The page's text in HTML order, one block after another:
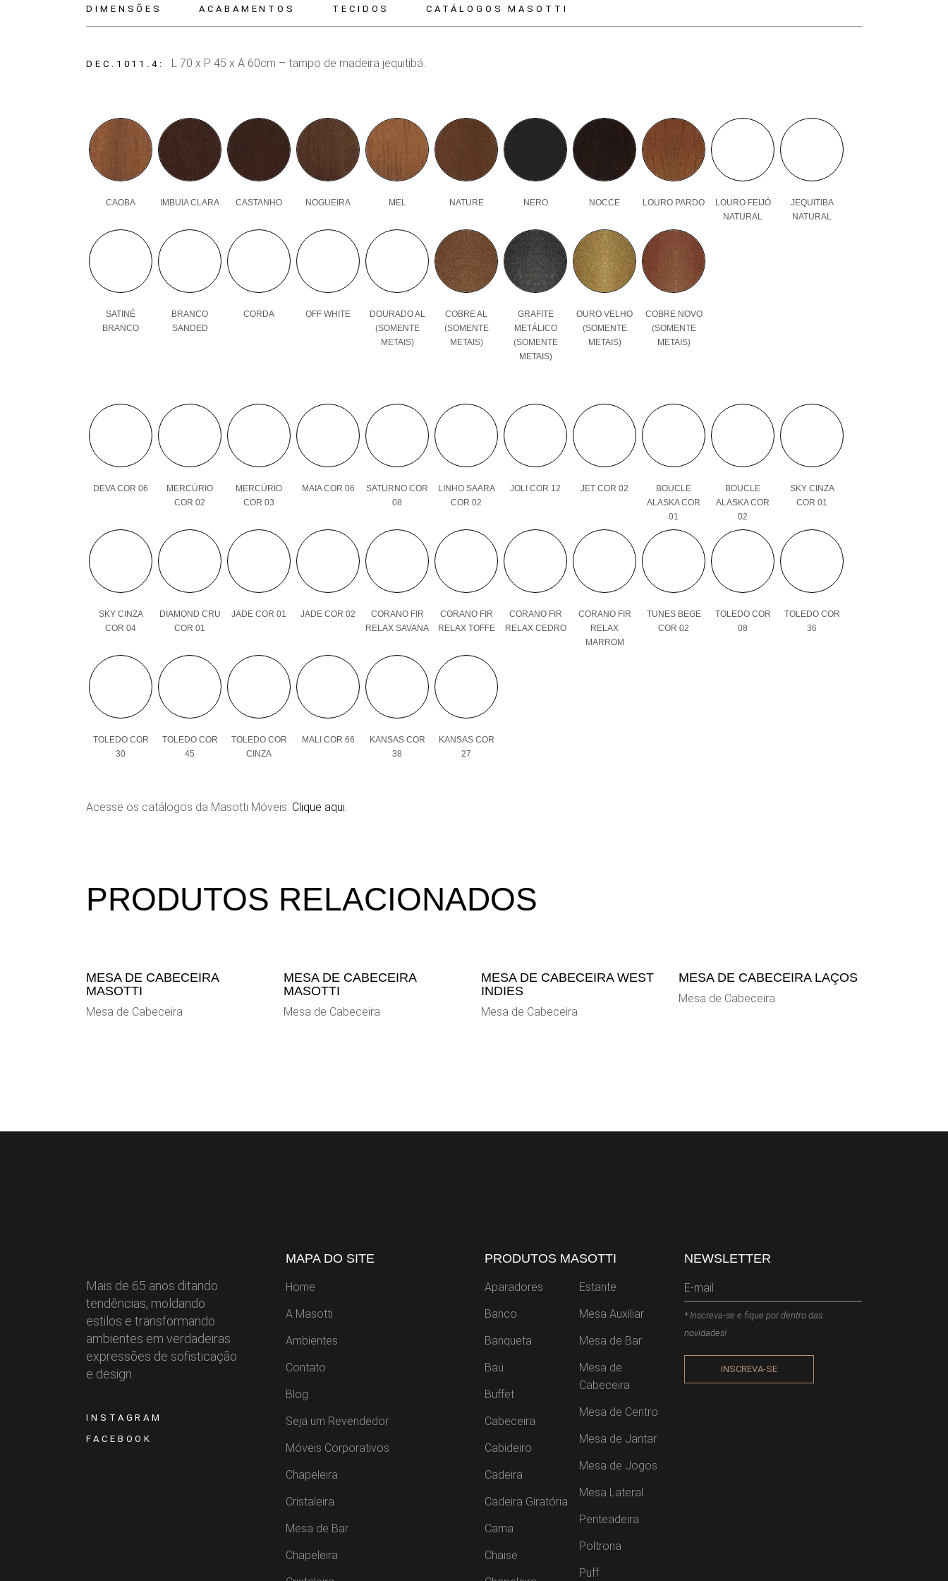
DIMENSÕES ACABAMENTOS TECIDOS CATÁLOGOS MASOTTI
DEC.1011.4 L 70 x P 45 x A 60cm – tampo de madeira jequitibá.
CAOBA IMBUIA CLARA CASTANHO NOGUEIRA MEL NATURE NERO NOCCE LOURO PARDO
LOURO FEIJÓ
NATURAL
JEQUITIBA
NATURAL
SATINÉ
BRANCO
BRANCO
SANDED
CORDA OFF WHITE
DOURADO AL
(SOMENTE
METAIS)
COBRE AL
(SOMENTE
METAIS)
GRAFITE
METÁLICO
(SOMENTE
METAIS)
OURO VELHO
(SOMENTE
METAIS)
COBRE NOVO
(SOMENTE
METAIS)
DEVA COR 06
MERCÚRIO
COR 02
MERCÚRIO
COR 03
MAIA COR 06
SATURNO COR
08
LINHO SAARA
COR 02
JOLI COR 12 JET COR 02
BOUCLE
ALASKA COR
01
BOUCLE
ALASKA COR
02
SKY CINZA
COR 01
SKY CINZA
COR 04
DIAMOND CRU
COR 01
JADE COR 01 JADE COR 02
CORANO FIR
RELAX SAVANA
CORANO FIR
RELAX TOFFE
CORANO FIR
RELAX CEDRO
CORANO FIR
RELAX
MARROM
TUNES BEGE
COR 02
TOLEDO COR
08
TOLEDO COR
36
TOLEDO COR
30
TOLEDO COR
45
TOLEDO COR
CINZA
MALI COR 66
KANSAS COR
38
KANSAS COR
27
Acesse os catálogos da Masotti Móveis. Clique aqui.
PRODUTOS RELACIONADOS
MESA DE CABECEIRA
MASOTTI
Mesa de Cabeceira
MESA DE CABECEIRA
MASOTTI
Mesa de Cabeceira
MESA DE CABECEIRA WEST
INDIES
Mesa de Cabeceira
MESA DE CABECEIRA LAÇOS
Mesa de Cabeceira
Mais de 65 anos ditando
tendências, moldando
estilos e transformando
ambientes em verdadeiras
expressões de sofisticação
e design.
INSTAGRAM
FACEBOOK
MAPA DO SITE
Home
A Masotti
Ambientes
Contato
Blog
Seja um Revendedor
Móveis Corporativos
Chapeleira
Cristaleira
Mesa de Bar
Chapeleira
PRODUTOS MASOTTI
Aparadores
Banco
Banqueta
Baú
Buffet
Cabeceira
Cabideiro
Cadeira
Cadeira Giratória
Cama
Chaise
Estante
Mesa Auxiliar
Mesa de Bar
Mesa de
Cabeceira
Mesa de Centro
Mesa de Jantar
Mesa de Jogos
Mesa Lateral
Penteadeira
Poltrona
Puff
NEWSLETTER
* Inscreva-se e fique por dentro das
novidades!
INSCREVA-SE